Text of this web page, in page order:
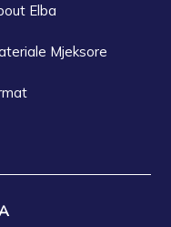
Elba
Mjeksore